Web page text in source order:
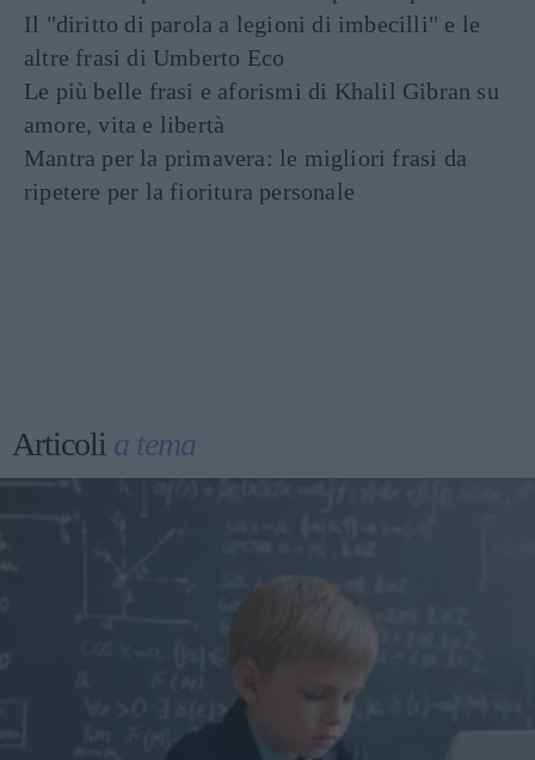
Il "diritto di parola a legioni di imbecilli" e le
altre frasi di Umberto Eco
Le più belle frasi e aforismi di Khalil Gibran su
amore, vita e libertà
Mantra per la primavera: le migliori frasi da
ripetere per la fioritura personale
Articoli a tema